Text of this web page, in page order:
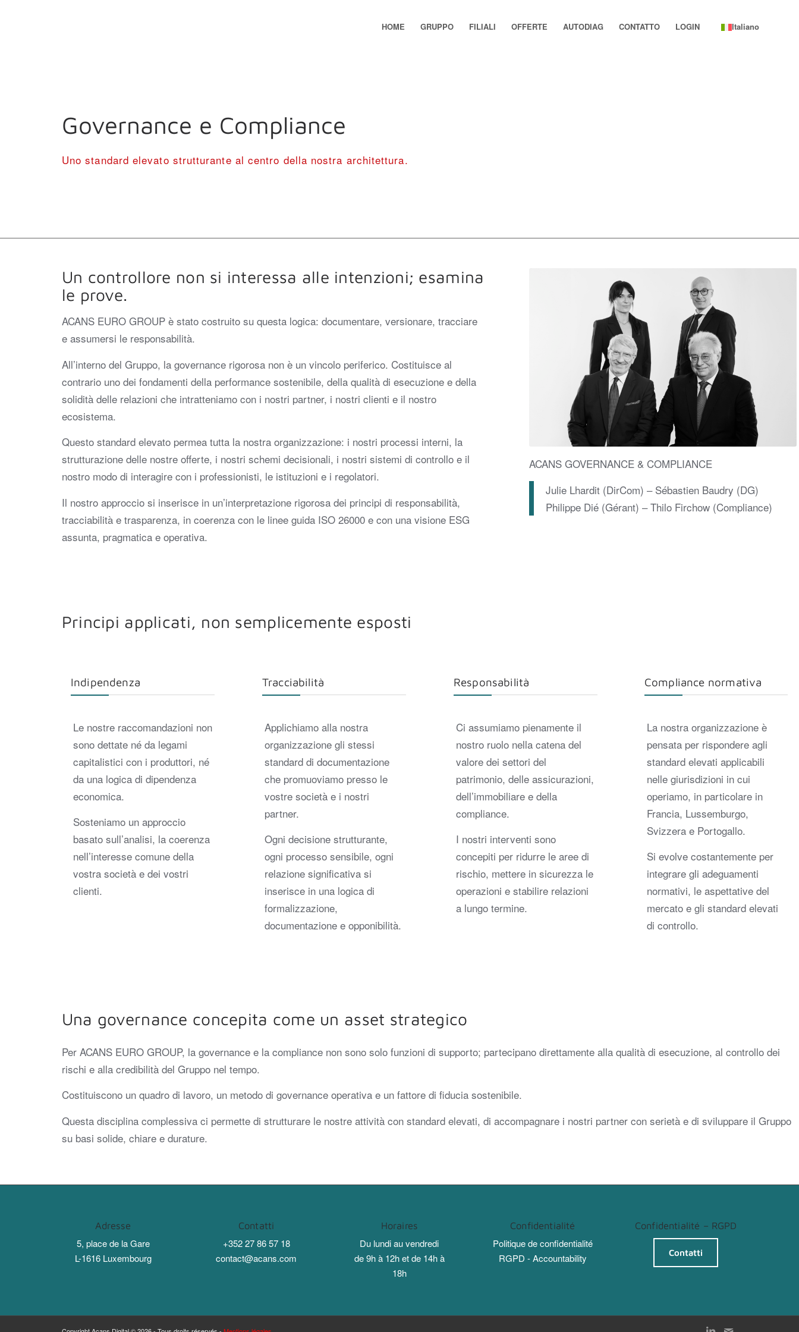
HOME GRUPPO FILIALI OFFERTE AUTODIAG CONTATTO LOGIN Italiano
Governance e Compliance
Uno standard elevato strutturante al centro della nostra architettura.
Un controllore non si interessa alle intenzioni; esamina
le prove.
ACANS EURO GROUP è stato costruito su questa logica: documentare, versionare, tracciare
e assumersi le responsabilità.
All’interno del Gruppo, la governance rigorosa non è un vincolo periferico. Costituisce al
contrario uno dei fondamenti della performance sostenibile, della qualità di esecuzione e della
solidità delle relazioni che intratteniamo con i nostri partner, i nostri clienti e il nostro
ecosistema.
Questo standard elevato permea tutta la nostra organizzazione: i nostri processi interni, la
strutturazione delle nostre offerte, i nostri schemi decisionali, i nostri sistemi di controllo e il
nostro modo di interagire con i professionisti, le istituzioni e i regolatori.
Il nostro approccio si inserisce in un’interpretazione rigorosa dei principi di responsabilità,
tracciabilità e trasparenza, in coerenza con le linee guida ISO 26000 e con una visione ESG
assunta, pragmatica e operativa.
ACANS GOVERNANCE & COMPLIANCE
Julie Lhardit (DirCom) – Sébastien Baudry (DG)
Philippe Dié (Gérant) – Thilo Firchow (Compliance)
Principi applicati, non semplicemente esposti
Indipendenza
Le nostre raccomandazioni non
sono dettate né da legami
capitalistici con i produttori, né
da una logica di dipendenza
economica.
Sosteniamo un approccio
basato sull’analisi, la coerenza
nell’interesse comune della
vostra società e dei vostri
clienti.
Tracciabilità
Applichiamo alla nostra
organizzazione gli stessi
standard di documentazione
che promuoviamo presso le
vostre società e i nostri
partner.
Ogni decisione strutturante,
ogni processo sensibile, ogni
relazione significativa si
inserisce in una logica di
formalizzazione,
documentazione e opponibilità.
Responsabilità
Ci assumiamo pienamente il
nostro ruolo nella catena del
valore dei settori del
patrimonio, delle assicurazioni,
dell’immobiliare e della
compliance.
I nostri interventi sono
concepiti per ridurre le aree di
rischio, mettere in sicurezza le
operazioni e stabilire relazioni
a lungo termine.
Compliance normativa
La nostra organizzazione è
pensata per rispondere agli
standard elevati applicabili
nelle giurisdizioni in cui
operiamo, in particolare in
Francia, Lussemburgo,
Svizzera e Portogallo.
Si evolve costantemente per
integrare gli adeguamenti
normativi, le aspettative del
mercato e gli standard elevati
di controllo.
Una governance concepita come un asset strategico
Per ACANS EURO GROUP, la governance e la compliance non sono solo funzioni di supporto; partecipano direttamente alla qualità di esecuzione, al controllo dei
rischi e alla credibilità del Gruppo nel tempo.
Costituiscono un quadro di lavoro, un metodo di governance operativa e un fattore di fiducia sostenibile.
Questa disciplina complessiva ci permette di strutturare le nostre attività con standard elevati, di accompagnare i nostri partner con serietà e di sviluppare il Gruppo
su basi solide, chiare e durature.
Adresse
5, place de la Gare
L-1616 Luxembourg
Contatti
+352 27 86 57 18
contact@acans.com
Horaires
Du lundi au vendredi
de 9h à 12h et de 14h à
18h
Confidentialité
Politique de confidentialité
RGPD - Accountability
Confidentialité – RGPD
Contatti